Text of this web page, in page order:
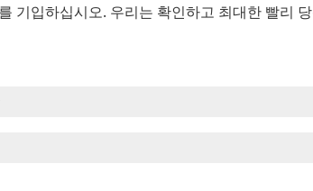
기입하십시오. 우리는 확인하고 최대한 빨리